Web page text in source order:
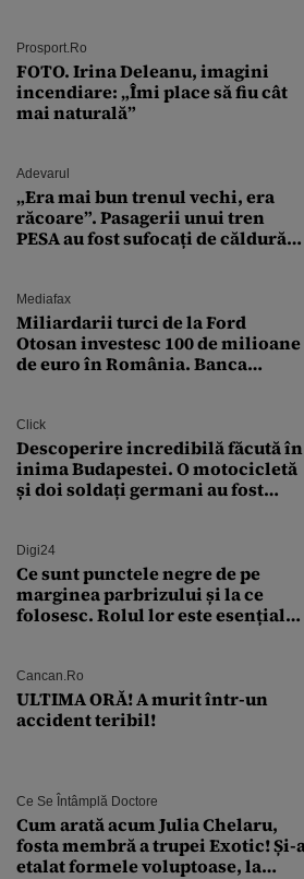
Prosport.ro
FOTO. Irina Deleanu, imagini
incendiare: „Îmi place să fiu cât
mai naturală”
Adevarul
„Era mai bun trenul vechi, era
răcoare”. Pasagerii unui tren
PESA au fost sufocați de căldură
Mediafax
Miliardarii turci de la Ford
Otosan investesc 100 de milioane
de euro în România. Banca
Click
Descoperire incredibilă făcută în
inima Budapestei. O motocicletă
și doi soldați germani au fost
Digi24
Ce sunt punctele negre de pe
marginea parbrizului și la ce
folosesc. Rolul lor este esențial
Cancan.ro
ULTIMA ORĂ! A murit într-un
accident teribil!
Ce Se Întâmplă Doctore
Cum arată acum Julia Chelaru,
fosta membră a trupei Exotic! Și-a
etalat formele voluptoase, la